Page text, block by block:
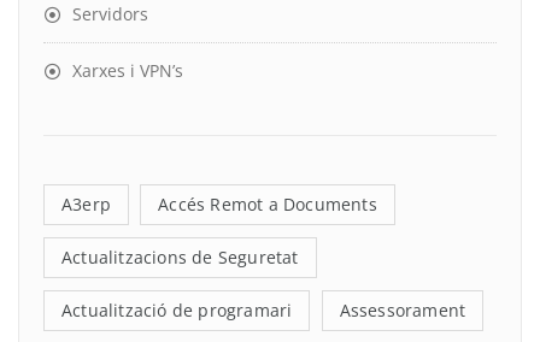
Servidors
Xarxes i VPN’s
A3erp Accés Remot a Documents
Actualitzacions de Seguretat
Actualització de programari Assessorament